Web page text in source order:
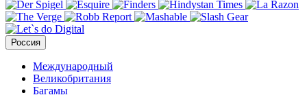
Россия
Международный
Великобритания
Багамы